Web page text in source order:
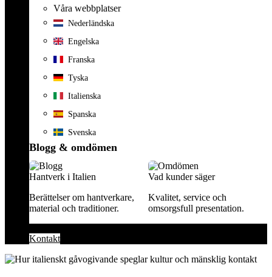
Våra webbplatser
Nederländska
Engelska
Franska
Tyska
Italienska
Spanska
Svenska
Blogg & omdömen
Hantverk i Italien
Berättelser om hantverkare,
material och traditioner.
Vad kunder säger
Kvalitet, service och
omsorgsfull presentation.
Kontakt